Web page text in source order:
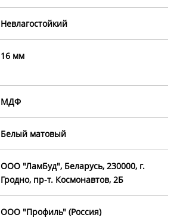
Невлагостойкий
16 мм
МДФ
Белый матовый
ООО "ЛамБуд", Беларусь, 230000, г.
Гродно, пр-т. Космонавтов, 2Б
ООО "Профиль" (Россия)